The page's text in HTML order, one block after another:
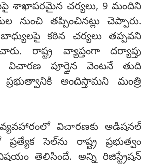
శాఖాపరమైన చర్యలు, 9 మందిని
నుంచి తప్పించినట్లు చెప్పారు.
కఠిన చర్యలు తప్పవని
రాష్ట్ర వ్యాప్తంగా దర్యాప్తు
విచారణ పూర్తైన వెంటనే తుది
ప్రభుత్వానికి అందిస్తామని మంత్రి
విచారణకు అడిషనల్
సెల్‌ను రాష్ట్ర ప్రభుత్వం
తెలిసిందే. అన్ని రిజిస్ట్రేషన్